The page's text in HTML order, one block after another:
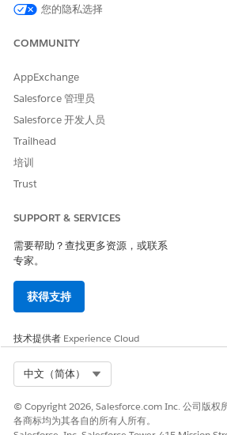
请与我们共享您的想法，以便我
您的隐私选择
COMMUNITY
AppExchange
Salesforce 管理员
Salesforce 开发人员
Trailhead
培训
Trust
SUPPORT & SERVICES
需要帮助？查找更多资源，或联系
专家。
获得支持
技术提供者 Experience Cloud
中文（简体）
© Copyright 2026, Salesforce.com Inc. 公司版权
各商标均为其各自的所有人所有。